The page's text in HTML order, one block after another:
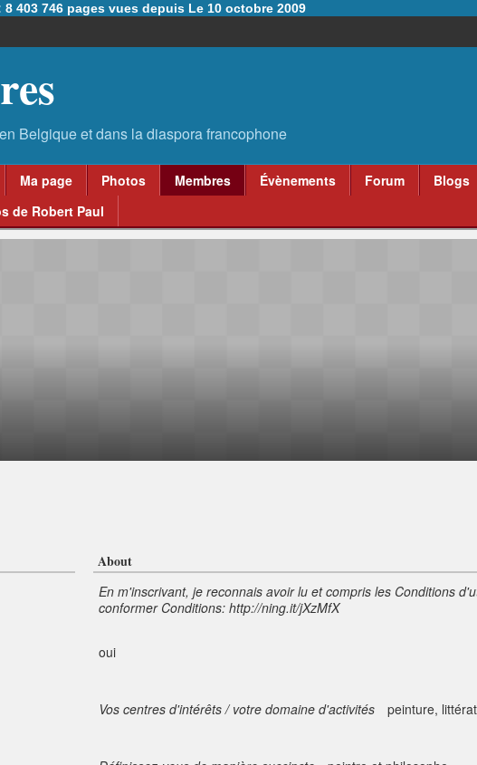
403 746 pages vues depuis Le 10 octobre 2009
Ma page Photos Membres Évènements Forum Blogs
de Robert Paul
About
En m'inscrivant, je reconnais avoir lu et compris les Conditions
conformer Conditions: http://ning.it/jXzMfX
oui
Vos centres d'intérêts / votre domaine d'activités peinture,